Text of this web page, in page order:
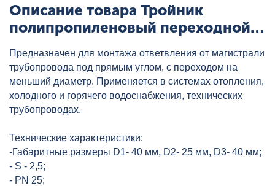
Описание товара Тройник
полипропиленовый переходной
артикул: 204402540
Предназначен для монтажа ответвления от магистрали
трубопровода под прямым углом, с переходом на
меньший диаметр. Применяется в системах отопления,
холодного и горячего водоснабжения, технических
трубопроводах.
Технические характеристики:
-Габаритные размеры D1- 40 мм, D2- 25 мм, D3- 40 мм;
- S - 2,5;
- PN 25;